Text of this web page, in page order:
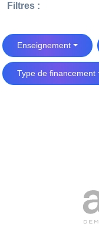
Filtres :
Enseignement
Type de financement